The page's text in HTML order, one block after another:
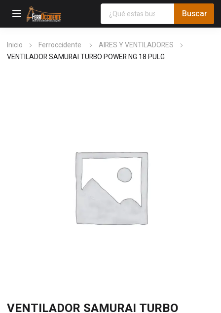
Inicio Ferroccidente
AIRES Y VENTILADORES
VENTILADOR SAMURAI TURBO POWER NG 18 PULG
VENTILADOR SAMURAI TURBO